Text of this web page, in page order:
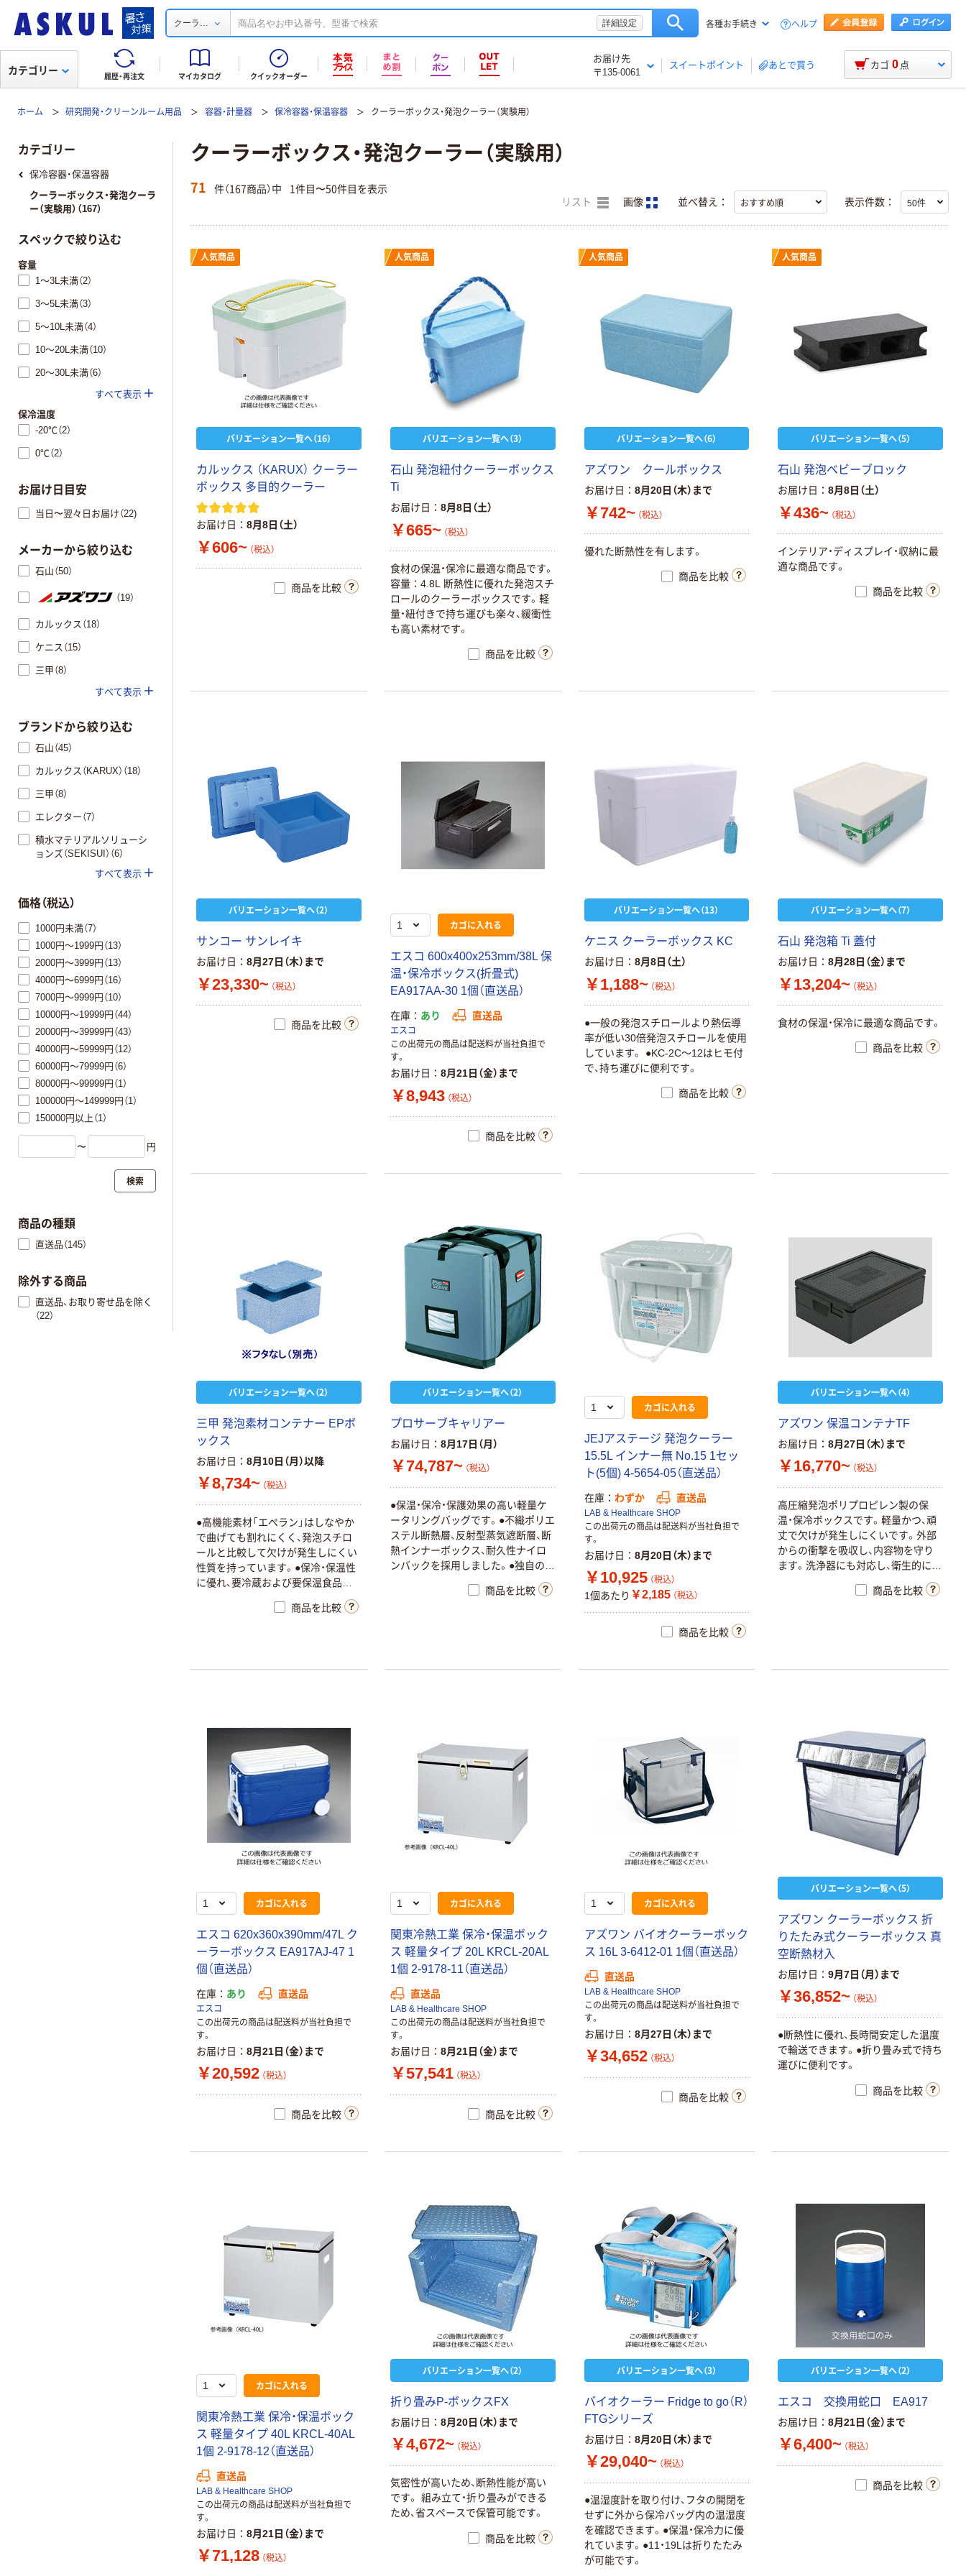
クーラ ... 詳細設定 各種お手続き ヘルプ
履歴・再注文 マイカタログ クイックオーダー
お届け先
〒135-0061
スイートポイント あとで買う
カテゴリー カゴ 0 点
ホーム 研究開発・クリーンルーム用品 容器・計量器 保冷容器・保温容器 クーラーボックス・発泡クーラー（実験用）
クーラーボックス・発泡クーラー（実験用）
71 件（167商品）中 1件目〜50件目を表示
リスト 画像 並べ替え： 表示件数：
人気商品
バリエーション一覧へ（16）
カルックス （KARUX） クーラー
ボックス 多目的クーラー
お届け日 8月8日（土）
￥606~ （税込）
商品を比較
人気商品
バリエーション一覧へ（3）
石山 発泡紐付クーラーボックス
Ti
お届け日 8月8日（土）
￥665~ （税込）
食材の保温・保冷に最適な商品です。
容量：4.8L 断熱性に優れた発泡スチ
ロールのクーラーボックスです。軽
量・紐付きで持ち運びも楽々、緩衝性
も高い素材です。
商品を比較
人気商品
バリエーション一覧へ（6）
アズワン クールボックス
お届け日 8月20日（木）まで
￥742~ （税込）
優れた断熱性を有します。
商品を比較
人気商品
バリエーション一覧へ（5）
石山 発泡ベビーブロック
お届け日 8月8日（土）
￥436~ （税込）
インテリア・ディスプレイ・収納に最
適な商品です。
商品を比較
バリエーション一覧へ（2）
サンコー サンレイキ
お届け日 8月27日（木）まで
￥23,330~ （税込）
商品を比較
カゴに入れる
エスコ 600x400x253mm/38L 保
温・保冷ボックス(折畳式)
EA917AA-30 1個（直送品）
在庫 あり 直送品
エスコ
この出荷元の商品は配送料が当社負担で
す。
お届け日 8月21日（金）まで
￥8,943 （税込）
商品を比較
バリエーション一覧へ（13）
ケニス クーラーボックス KC
お届け日 8月8日（土）
￥1,188~ （税込）
●一般の発泡スチロールより熱伝導
率が低い30倍発泡スチロールを使用
しています。 ●KC-2C～12はヒモ付
で、持ち運びに便利です。
商品を比較
バリエーション一覧へ（7）
石山 発泡箱 Ti 蓋付
お届け日 8月28日（金）まで
￥13,204~ （税込）
食材の保温・保冷に最適な商品です。
商品を比較
バリエーション一覧へ（2）
三甲 発泡素材コンテナー EPボ
ックス
お届け日 8月10日（月）以降
￥8,734~ （税込）
●高機能素材「エぺラン」はしなやか
で曲げても割れにくく、発泡スチロ
ールと比較して欠けが発生しにくい
性質を持っています。●保冷・保温性
に優れ、要冷蔵および要保温食品な
どの輸送・保管箱として最適です。●
軽量ですので、荷役作業も楽に行え
商品を比較
バリエーション一覧へ（2）
プロサーブキャリアー
お届け日 8月17日（月）
￥74,787~ （税込）
●保温・保冷・保護効果の高い軽量ケ
ータリングバッグです。●不織ポリエ
ステル断熱層、反射型蒸気遮断層、断
熱インナーボックス、耐久性ナイロ
ンバックを採用しました。●独自の4
層構造により保温・保冷・保護の効果
が高く扱いやすいスタイリッシュな
商品を比較
カゴに入れる
JEJアステージ 発泡クーラー
15.5L インナー無 No.15 1セッ
ト(5個) 4-5654-05（直送品）
在庫 わずか 直送品
LAB & Healthcare SHOP
この出荷元の商品は配送料が当社負担で
す。
お届け日 8月20日（木）まで
￥10,925 （税込）
1個あたり ￥2,185 （税込）
商品を比較
バリエーション一覧へ（4）
アズワン 保温コンテナTF
お届け日 8月27日（木）まで
￥16,770~ （税込）
高圧縮発泡ポリプロピレン製の保
温・保冷ボックスです。軽量かつ、頑
丈で欠けが発生しにくいです。外部
からの衝撃を吸収し、内容物を守り
ます。洗浄器にも対応し、衛生的に繰
く）。サーモ・フューチャー・ボックス
商品を比較
カゴに入れる
エスコ 620x360x390mm/47L ク
ーラーボックス EA917AJ-47 1
個（直送品）
在庫 あり 直送品
エスコ
この出荷元の商品は配送料が当社負担で
す。
お届け日 8月21日（金）まで
￥20,592 （税込）
商品を比較
カゴに入れる
関東冷熱工業 保冷・保温ボック
ス 軽量タイプ 20L KRCL-20AL
1個 2-9178-11（直送品）
直送品
LAB & Healthcare SHOP
この出荷元の商品は配送料が当社負担で
す。
お届け日 8月21日（金）まで
￥57,541 （税込）
商品を比較
カゴに入れる
アズワン バイオクーラーボック
ス 16L 3-6412-01 1個（直送品）
直送品
LAB & Healthcare SHOP
この出荷元の商品は配送料が当社負担で
す。
お届け日 8月27日（木）まで
￥34,652 （税込）
商品を比較
バリエーション一覧へ（5）
アズワン クーラーボックス 折
りたたみ式クーラーボックス 真
空断熱材入
お届け日 9月7日（月）まで
￥36,852~ （税込）
●断熱性に優れ、長時間安定した温度
で輸送できます。●折り畳み式で持ち
運びに便利です。
商品を比較
カゴに入れる
関東冷熱工業 保冷・保温ボック
ス 軽量タイプ 40L KRCL-40AL
1個 2-9178-12（直送品）
直送品
LAB & Healthcare SHOP
この出荷元の商品は配送料が当社負担で
す。
お届け日 8月21日（金）まで
￥71,128 （税込）
バリエーション一覧へ（2）
折り畳みP-ボックスFX
お届け日 8月20日（木）まで
￥4,672~ （税込）
気密性が高いため、断熱性能が高い
です。 組み立て・折り畳みができる
ため、省スペースで保管可能です。
商品を比較
バリエーション一覧へ（3）
バイオクーラー Fridge to go（R）
FTGシリーズ
お届け日 8月20日（木）まで
￥29,040~ （税込）
●温湿度計を取り付け、フタの開閉を
せずに外から保冷バッグ内の温湿度
を確認できます。●保温・保冷力に優
れています。●11・19Lは折りたたみ
が可能です。
バリエーション一覧へ（2）
エスコ 交換用蛇口 EA917
お届け日 8月21日（金）まで
￥6,400~ （税込）
商品を比較
カテゴリー
保冷容器・保温容器
クーラーボックス・発泡クーラ
ー（実験用）（167）
スペックで絞り込む
容量
1～3L未満（2）
3～5L未満（3）
5～10L未満（4）
10～20L未満（10）
20～30L未満（6）
すべて表示
保冷温度
-20℃（2）
0℃（2）
お届け日目安
当日〜翌々日お届け（22)
メーカーから絞り込む
石山（50）
（19）
カルックス（18）
ケニス（15）
三甲（8）
すべて表示
ブランドから絞り込む
石山（45）
カルックス（KARUX）（18）
三甲（8）
エレクター（7）
積水マテリアルソリューシ
ョンズ（SEKISUI）（6）
すべて表示
価格（税込）
1000円未満（7）
1000円～1999円（13）
2000円～3999円（13）
4000円～6999円（16）
7000円～9999円（10）
10000円～19999円（44）
20000円～39999円（43）
40000円～59999円（12）
60000円～79999円（6）
80000円～99999円（1）
100000円～149999円（1）
150000円以上（1）
〜 円
検索
商品の種類
直送品（145）
除外する商品
直送品、お取り寄せ品を除く
（22）